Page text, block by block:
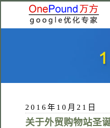
2016年10月21日
关于外贸购物站圣